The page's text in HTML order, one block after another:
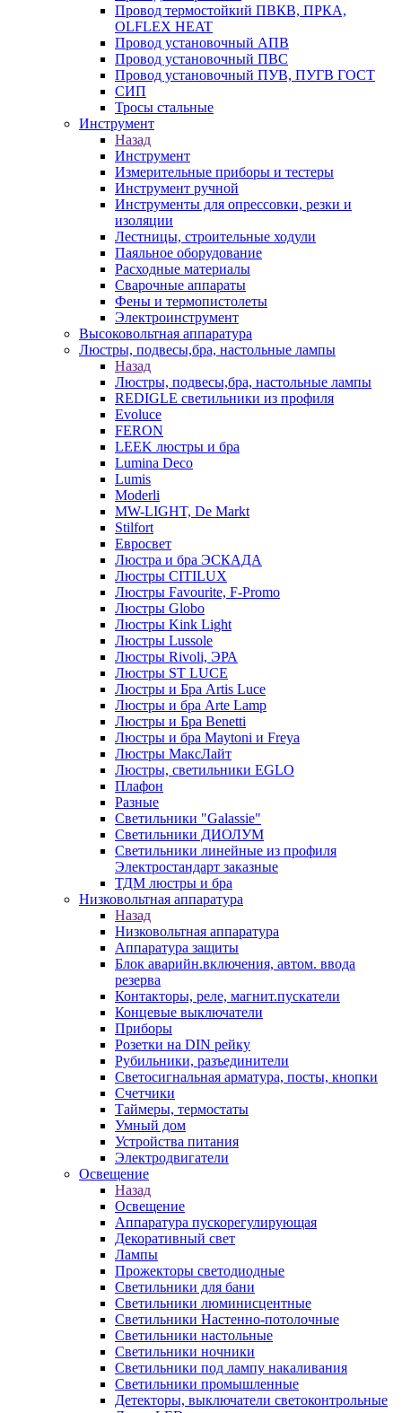
Провод термостойкий ПВКВ, ПРКА,
OLFLEX HEAT
Провод установочный АПВ
Провод установочный ПВС
Провод установочный ПУВ, ПУГВ ГОСТ
СИП
Тросы стальные
Инструмент
Назад
Инструмент
Измерительные приборы и тестеры
Инструмент ручной
Инструменты для опрессовки, резки и
изоляции
Лестницы, строительные ходули
Паяльное оборудование
Расходные материалы
Сварочные аппараты
Фены и термопистолеты
Электроинструмент
Высоковольтная аппаратура
Люстры, подвесы,бра, настольные лампы
Назад
Люстры, подвесы,бра, настольные лампы
REDIGLE светильники из профиля
Evoluce
FERON
LEEK люстры и бра
Lumina Deco
Lumis
Moderli
MW-LIGHT, De Markt
Stilfort
Евросвет
Люстра и бра ЭСКАДА
Люстры CITILUX
Люстры Favourite, F-Promo
Люстры Globo
Люстры Kink Light
Люстры Lussole
Люстры Rivoli, ЭРА
Люстры ST LUCE
Люстры и Бра Artis Luce
Люстры и бра Arte Lamp
Люстры и Бра Benetti
Люстры и бра Maytoni и Freya
Люстры МаксЛайт
Люстры, светильники EGLO
Плафон
Разные
Светильники "Galassie"
Светильники ДИОЛУМ
Светильники линейные из профиля
Электростандарт заказные
ТДМ люстры и бра
Низковольтная аппаратура
Назад
Низковольтная аппаратура
Аппаратура защиты
Блок аварийн.включения, автом. ввода
резерва
Контакторы, реле, магнит.пускатели
Концевые выключатели
Приборы
Розетки на DIN рейку
Рубильники, разъединители
Светосигнальная арматура, посты, кнопки
Счетчики
Таймеры, термостаты
Умный дом
Устройства питания
Электродвигатели
Освещение
Назад
Освещение
Аппаратура пускорегулирующая
Декоративный свет
Лампы
Прожекторы светодиодные
Светильники для бани
Светильники люминисцентные
Светильники Настенно-потолочные
Светильники настольные
Светильники ночники
Светильники под лампу накаливания
Светильники промышленные
Детекторы, выключатели светоконтрольные